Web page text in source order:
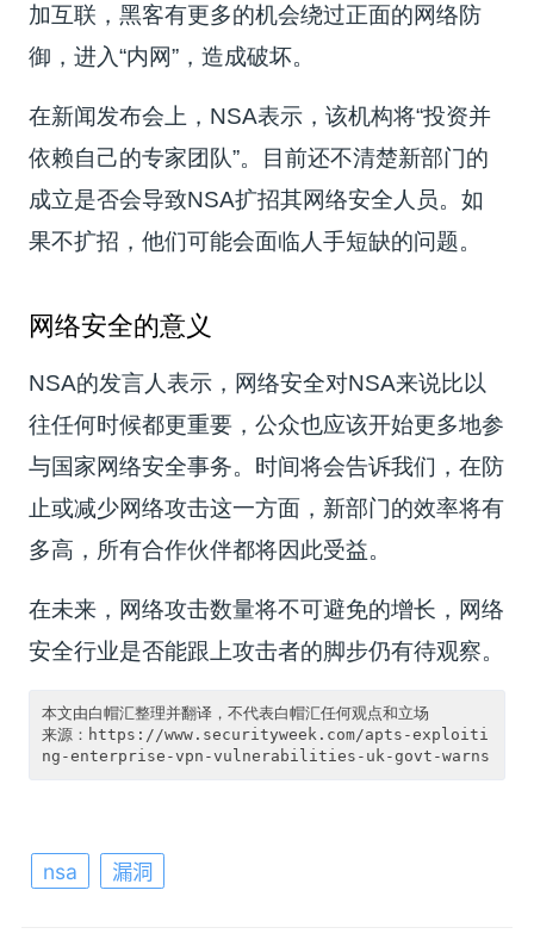
加互联，黑客有更多的机会绕过正面的网络防
御，进入“内网”，造成破坏。
在新闻发布会上，NSA表示，该机构将“投资并
依赖自己的专家团队”。目前还不清楚新部门的
成立是否会导致NSA扩招其网络安全人员。如
果不扩招，他们可能会面临人手短缺的问题。
网络安全的意义
NSA的发言人表示，网络安全对NSA来说比以
往任何时候都更重要，公众也应该开始更多地参
与国家网络安全事务。时间将会告诉我们，在防
止或减少网络攻击这一方面，新部门的效率将有
多高，所有合作伙伴都将因此受益。
在未来，网络攻击数量将不可避免的增长，网络
安全行业是否能跟上攻击者的脚步仍有待观察。
本文由白帽汇整理并翻译，不代表白帽汇任何观点和立场
来源：https://www.securityweek.com/apts-exploiti
nsa 漏洞